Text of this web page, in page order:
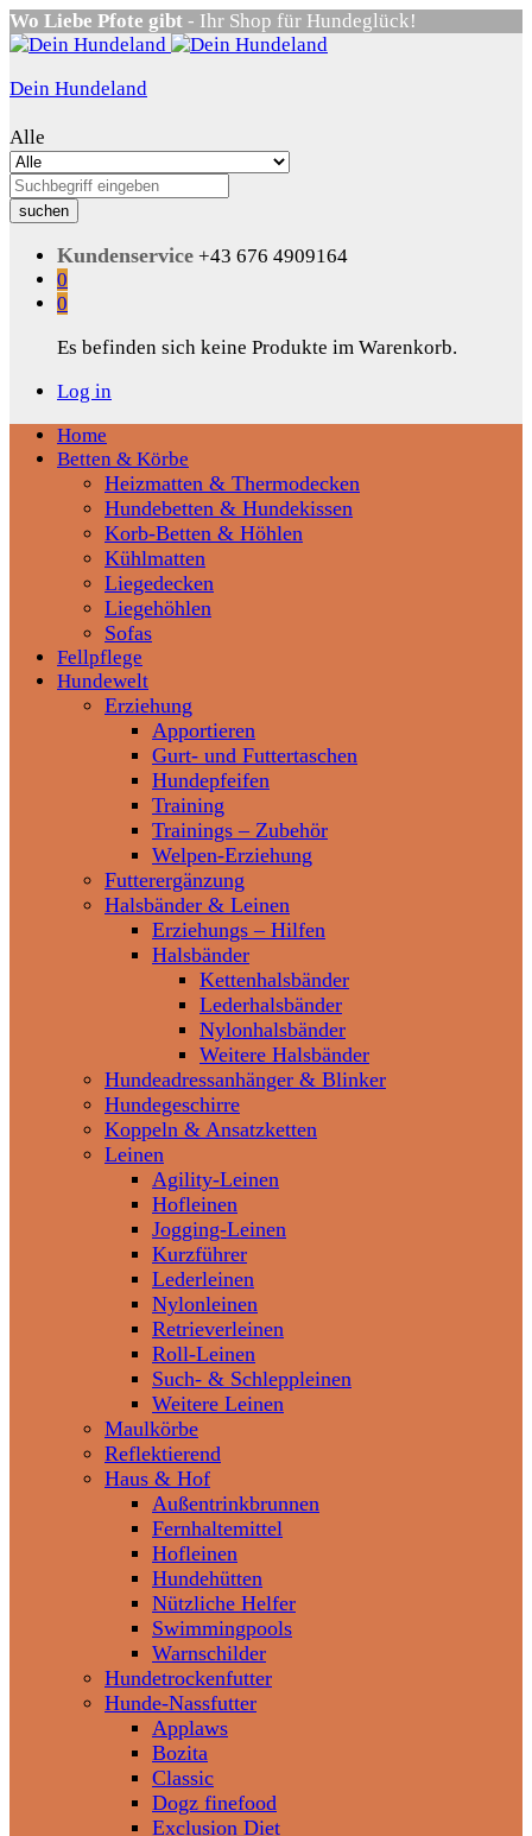
Wo Liebe Pfote gibt - Ihr Shop für Hundeglück!
Dein Hundeland
Alle
suchen
Kundenservice +43 676 4909164
0
0
Es befinden sich keine Produkte im Warenkorb.
Log in
Home
Betten & Körbe
Heizmatten & Thermodecken
Hundebetten & Hundekissen
Korb-Betten & Höhlen
Kühlmatten
Liegedecken
Liegehöhlen
Sofas
Fellpflege
Hundewelt
Erziehung
Apportieren
Gurt- und Futtertaschen
Hundepfeifen
Training
Trainings – Zubehör
Welpen-Erziehung
Futterergänzung
Halsbänder & Leinen
Erziehungs – Hilfen
Halsbänder
Kettenhalsbänder
Lederhalsbänder
Nylonhalsbänder
Weitere Halsbänder
Hundeadressanhänger & Blinker
Hundegeschirre
Koppeln & Ansatzketten
Leinen
Agility-Leinen
Hofleinen
Jogging-Leinen
Kurzführer
Lederleinen
Nylonleinen
Retrieverleinen
Roll-Leinen
Such- & Schleppleinen
Weitere Leinen
Maulkörbe
Reflektierend
Haus & Hof
Außentrinkbrunnen
Fernhaltemittel
Hofleinen
Hundehütten
Nützliche Helfer
Swimmingpools
Warnschilder
Hundetrockenfutter
Hunde-Nassfutter
Applaws
Bozita
Classic
Dogz finefood
Exclusion Diet